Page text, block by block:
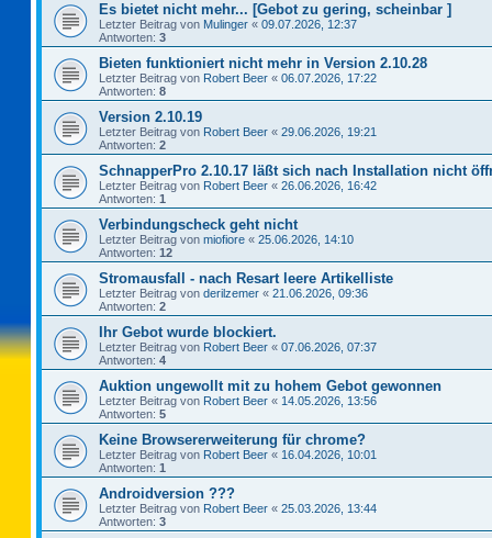
Es bietet nicht mehr... [Gebot zu gering, scheinbar ]
Letzter Beitrag von Mulinger « 09.07.2026, 12:37
Antworten: 3
Bieten funktioniert nicht mehr in Version 2.10.28
Letzter Beitrag von Robert Beer « 06.07.2026, 17:22
Antworten: 8
Version 2.10.19
Letzter Beitrag von Robert Beer « 29.06.2026, 19:21
Antworten: 2
SchnapperPro 2.10.17 läßt sich nach Installation nicht
Letzter Beitrag von Robert Beer « 26.06.2026, 16:42
Antworten: 1
Verbindungscheck geht nicht
Letzter Beitrag von miofiore « 25.06.2026, 14:10
Antworten: 12
Stromausfall - nach Resart leere Artikelliste
Letzter Beitrag von derilzemer « 21.06.2026, 09:36
Antworten: 2
Ihr Gebot wurde blockiert.
Letzter Beitrag von Robert Beer « 07.06.2026, 07:37
Antworten: 4
Auktion ungewollt mit zu hohem Gebot gewonnen
Letzter Beitrag von Robert Beer « 14.05.2026, 13:56
Antworten: 5
Keine Browsererweiterung für chrome?
Letzter Beitrag von Robert Beer « 16.04.2026, 10:01
Antworten: 1
Androidversion ???
Letzter Beitrag von Robert Beer « 25.03.2026, 13:44
Antworten: 3